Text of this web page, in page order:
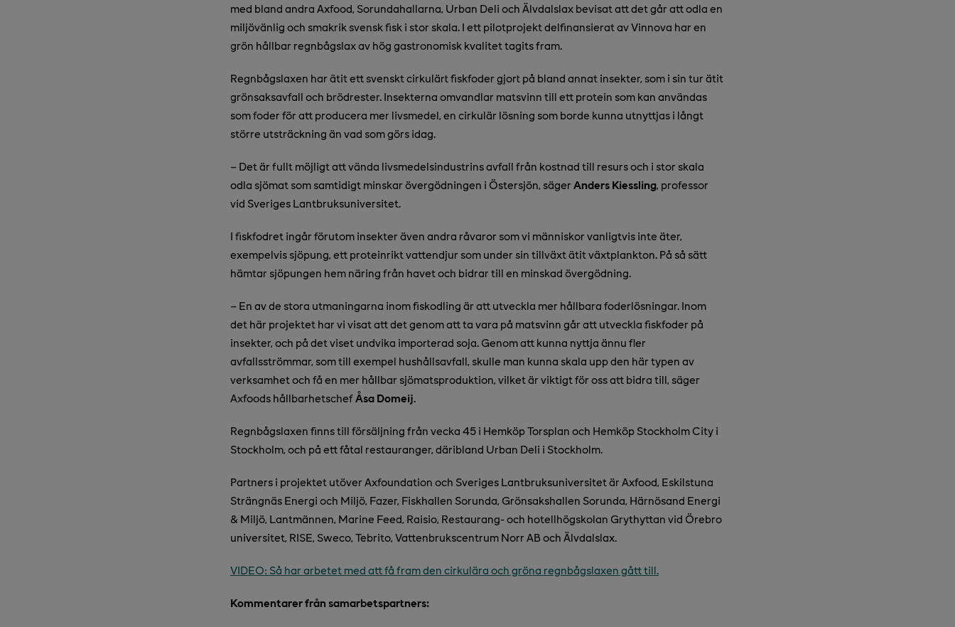
med bland andra Axfood, Sorundahallarna, Urban Deli och Älvdalslax bevisat att det går att odla en
miljövänlig och smakrik svensk fisk i stor skala. I ett pilotprojekt delfinansierat av Vinnova har en
grön hållbar regnbågslax av hög gastronomisk kvalitet tagits fram.
Regnbågslaxen har ätit ett svenskt cirkulärt fiskfoder gjort på bland annat insekter, som i sin tur ätit
grönsaksavfall och brödrester. Insekterna omvandlar matsvinn till ett protein som kan användas
som foder för att producera mer livsmedel, en cirkulär lösning som borde kunna utnyttjas i långt
större utsträckning än vad som görs idag.
– Det är fullt möjligt att vända livsmedelsindustrins avfall från kostnad till resurs och i stor skala
odla sjömat som samtidigt minskar övergödningen i Östersjön, säger Anders Kiessling , professor
vid Sveriges Lantbruksuniversitet.
I fiskfodret ingår förutom insekter även andra råvaror som vi människor vanligtvis inte äter,
exempelvis sjöpung, ett proteinrikt vattendjur som under sin tillväxt ätit växtplankton. På så sätt
hämtar sjöpungen hem näring från havet och bidrar till en minskad övergödning.
– En av de stora utmaningarna inom fiskodling är att utveckla mer hållbara foderlösningar. Inom
det här projektet har vi visat att det genom att ta vara på matsvinn går att utveckla fiskfoder på
insekter, och på det viset undvika importerad soja. Genom att kunna nyttja ännu fler
avfallsströmmar, som till exempel hushållsavfall, skulle man kunna skala upp den här typen av
verksamhet och få en mer hållbar sjömatsproduktion, vilket är viktigt för oss att bidra till, säger
Axfoods hållbarhetschef Åsa Domeij
Regnbågslaxen finns till försäljning från vecka 45 i Hemköp Torsplan och Hemköp Stockholm City i
Stockholm, och på ett fåtal restauranger, däribland Urban Deli i Stockholm.
Partners i projektet utöver Axfoundation och Sveriges Lantbruksuniversitet är Axfood, Eskilstuna
Strängnäs Energi och Miljö, Fazer, Fiskhallen Sorunda, Grönsakshallen Sorunda, Härnösand Energi
& Miljö, Lantmännen, Marine Feed, Raisio, Restaurang- och hotellhögskolan Grythyttan vid Örebro
universitet, RISE, Sweco, Tebrito, Vattenbrukscentrum Norr AB och Älvdalslax.
VIDEO: Så har arbetet med att få fram den cirkulära och gröna regnbågslaxen gått till.
Kommentarer från samarbetspartners: